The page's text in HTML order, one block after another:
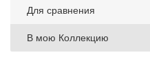
Для сравнения
В мою Коллекцию